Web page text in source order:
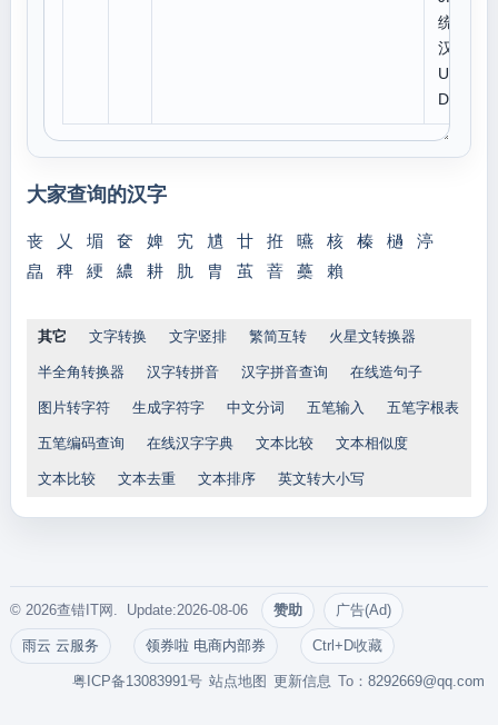
统一
汉字
U 8
D36
大家查询的汉字
丧 乂 堳 奁 婢 宄 尵 廿 拰 曣 核 榛 檛
渟
皛
稗 綆 繷 耕 肍 胄 茧 萻 蘽 賴
其它 文字转换 文字竖排 繁简互转 火星文转换器
半全角转换器 汉字转拼音 汉字拼音查询 在线造句子
图片转字符 生成字符字 中文分词 五笔输入 五笔字根表
五笔编码查询 在线汉字字典 文本比较 文本相似度
文本比较 文本去重 文本排序 英文转大小写
© 2026查错IT网. Update:2026-08-06 赞助 广告(Ad)
雨云 云服务 领券啦 电商内部券 Ctrl+D收藏
To：8292669@qq.com
更新信息
站点地图
粤ICP备13083991号